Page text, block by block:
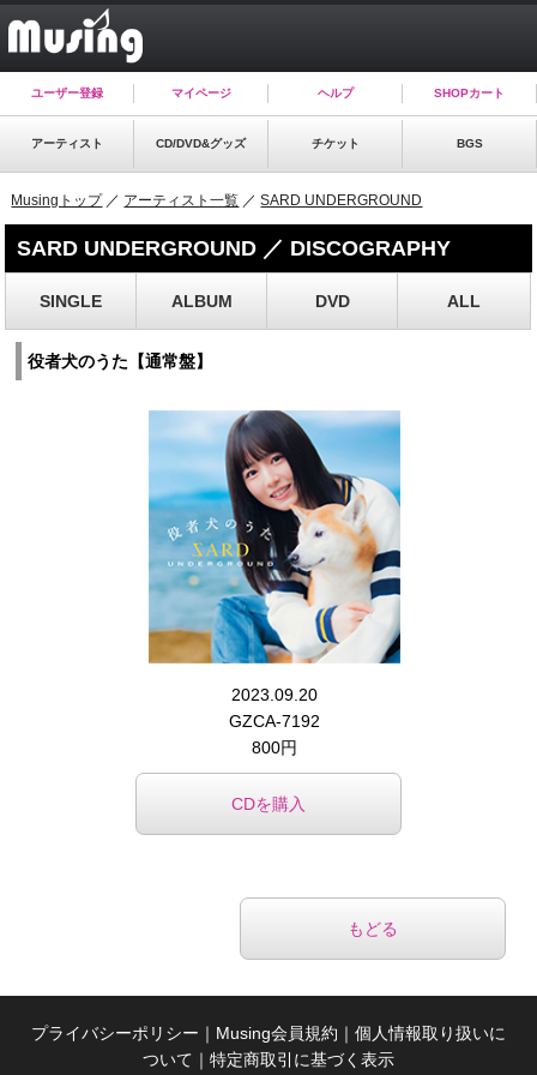
ユーザー登録 マイページ ヘルプ SHOPカート
アーティスト CD/DVD&グッズ チケット BGS
Musingトップ／ アーティスト一覧 ／SARD UNDERGROUND
SARD UNDERGROUND ／ DISCOGRAPHY
SINGLE ALBUM DVD ALL
役者犬のうた【通常盤】
2023.09.20
GZCA-7192
800円
CDを購入
もどる
プライバシーポリシー ｜ Musing会員規約 ｜ 個人情報取り扱いに
ついて ｜ 特定商取引に基づく表示